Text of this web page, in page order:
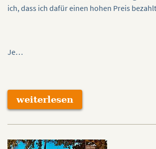
ich, dass ich dafür einen hohen Preis
Je…
weiterlesen